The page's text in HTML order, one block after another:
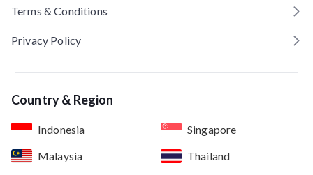
Terms & Conditions
Privacy Policy
Country & Region
Indonesia
Singapore
Malaysia
Thailand